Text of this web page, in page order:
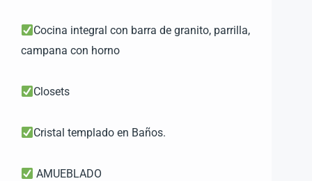
Cocina integral con barra de granito, parrilla,
campana con horno
Closets
Cristal templado en Baños.
AMUEBLADO